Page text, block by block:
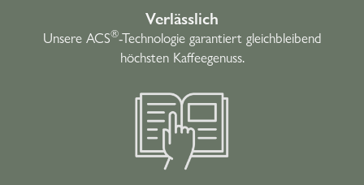
Verlässlich
Unsere ACS®-Technologie garantiert gleichbleibend
höchsten Kaffeegenuss.